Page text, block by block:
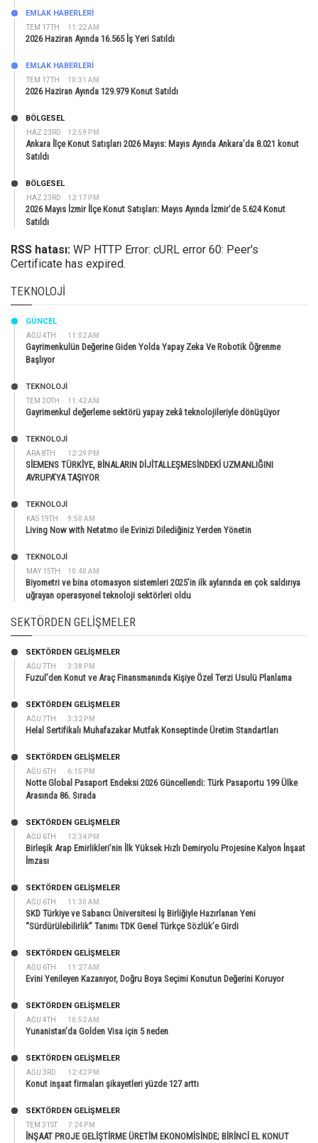
TEM 17TH 11:22 AM
EMLAK HABERLERI
2026 Haziran Ayında 16.565 İş Yeri Satıldı
TEM 17TH 10:31 AM
EMLAK HABERLERI
2026 Haziran Ayında 129.979 Konut Satıldı
HAZ 23RD 12:59 PM
BÖLGESEL
Ankara İlçe Konut Satışları 2026 Mayıs: Mayıs Ayında Ankara’da 8.021 konut
Satıldı
HAZ 23RD 12:17 PM
BÖLGESEL
2026 Mayıs İzmir İlçe Konut Satışları: Mayıs Ayında İzmir’de 5.624 Konut
Satıldı
RSS hatası: WP HTTP Error: cURL error 60: Peer's
Certificate has expired.
TEKNOLOJI
AĞU 4TH 11:02 AM
GÜNCEL
Gayrimenkulün Değerine Giden Yolda Yapay Zeka Ve Robotik Öğrenme
Başlıyor
TEM 30TH 11:42 AM
TEKNOLOJİ
Gayrimenkul değerleme sektörü yapay zekâ teknolojileriyle dönüşüyor
ARA 8TH 12:29 PM
TEKNOLOJİ
SİEMENS TÜRKİYE, BİNALARIN DİJİTALLEŞMESİNDEKİ UZMANLIĞINI
AVRUPA’YA TAŞIYOR
KAS 19TH 9:50 AM
TEKNOLOJİ
Living Now with Netatmo ile Evinizi Dilediğiniz Yerden Yönetin
MAY 15TH 10:40 AM
TEKNOLOJİ
Biyometri ve bina otomasyon sistemleri 2025’in ilk aylarında en çok saldırıya
uğrayan operasyonel teknoloji sektörleri oldu
SEKTÖRDEN GELIŞMELER
AĞU 7TH 3:38 PM
SEKTÖRDEN GELIŞMELER
Fuzul’den Konut ve Araç Finansmanında Kişiye Özel Terzi Usulü Planlama
AĞU 7TH 3:32 PM
SEKTÖRDEN GELIŞMELER
Helal Sertifikalı Muhafazakar Mutfak Konseptinde Üretim Standartları
AĞU 6TH 6:15 PM
SEKTÖRDEN GELIŞMELER
Notte Global Pasaport Endeksi 2026 Güncellendi: Türk Pasaportu 199 Ülke
Arasında 86. Sırada
AĞU 6TH 12:34 PM
SEKTÖRDEN GELIŞMELER
Birleşik Arap Emirlikleri’nin İlk Yüksek Hızlı Demiryolu Projesine Kalyon İnşaat
İmzası
AĞU 6TH 11:30 AM
SEKTÖRDEN GELIŞMELER
SKD Türkiye ve Sabancı Üniversitesi İş Birliğiyle Hazırlanan Yeni
“Sürdürülebilirlik” Tanımı TDK Genel Türkçe Sözlük’e Girdi
AĞU 6TH 11:27 AM
SEKTÖRDEN GELIŞMELER
Evini Yenileyen Kazanıyor, Doğru Boya Seçimi Konutun Değerini Koruyor
AĞU 4TH 10:52 AM
SEKTÖRDEN GELIŞMELER
Yunanistan’da Golden Visa için 5 neden
AĞU 3RD 12:42 PM
SEKTÖRDEN GELIŞMELER
Konut inşaat firmaları şikayetleri yüzde 127 arttı
TEM 31ST 7:24 PM
SEKTÖRDEN GELIŞMELER
İNŞAAT PROJE GELİŞTİRME ÜRETİM EKONOMİSİNDE; BİRİNCİ EL KONUT